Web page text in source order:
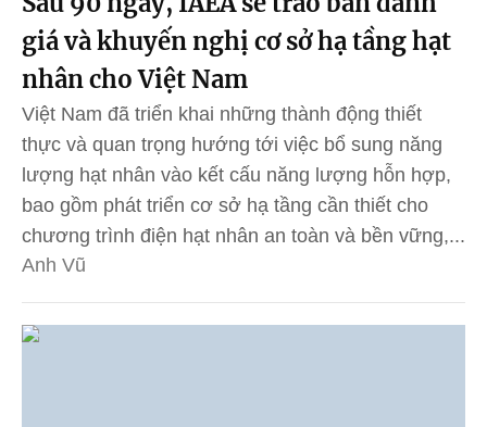
giá và khuyến nghị cơ sở hạ tầng hạt
nhân cho Việt Nam
Việt Nam đã triển khai những thành động thiết
thực và quan trọng hướng tới việc bổ sung năng
lượng hạt nhân vào kết cấu năng lượng hỗn hợp,
bao gồm phát triển cơ sở hạ tầng cần thiết cho
chương trình điện hạt nhân an toàn và bền vững,...
Anh Vũ